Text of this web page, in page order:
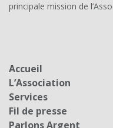
principale mission de
Accueil
L’Association
Services
Fil de presse
Parlons Argent